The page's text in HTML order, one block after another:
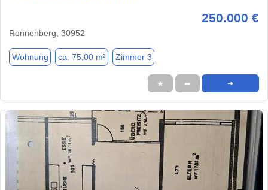
250.000 €
Ronnenberg, 30952
Wohnung ca. 75,00 m² Zimmer 3
★ ➦ ➜